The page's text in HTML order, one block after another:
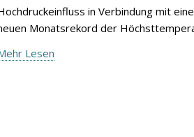
in Verbindung mit
Monatsrekord der
Lesen